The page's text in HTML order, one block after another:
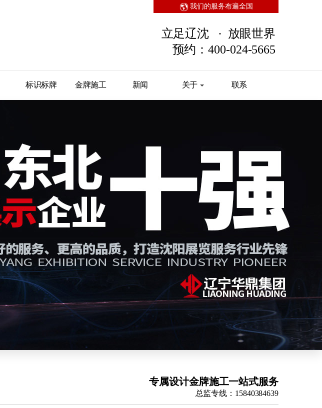
立足辽沈 · 放眼世界
预约：400-024-5665
我们的服务布遍全国
标识标牌 金牌施工 新闻 关于 联系
专属设计金牌施工一站式服务
总监专线：15840384639